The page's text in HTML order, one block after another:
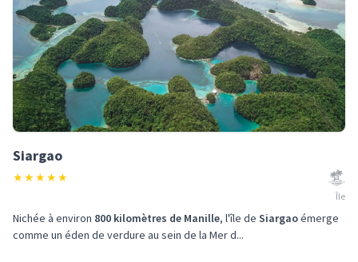
Siargao
★★★★★
Île
Nichée à environ 800 kilomètres de Manille, l'île de Siargaoémerge
comme un éden de verdure au sein de la Mer d...